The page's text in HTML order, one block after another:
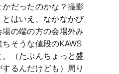
だったのかな？撮影
はいえ、なかなかび
の端の方の会場外み
そうな値段のKAWS
（たぶんちょっと盛
るんだけども）周り